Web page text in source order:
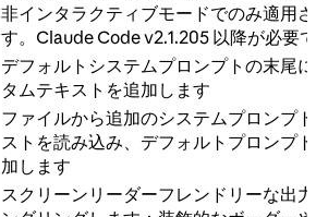
非インタラクティブモードでのみ適用
す。Claude Code v2.1.205 以降が必要
デフォルトシステムプロンプトの末尾
タムテキストを追加します
ファイルから追加のシステムプロンプ
ストを読み込み、デフォルトプロンプ
加します
スクリーンリーダーフレンドリーな出